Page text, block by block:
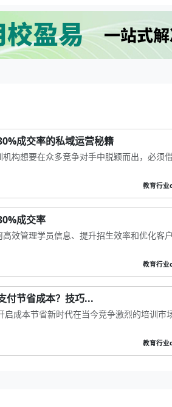
成交率的私域运营秘籍
构想要在众多竞争对手中脱颖而出，必须
教育行业
成交率
效管理学员信息、提升招生效率和优化客户
教育行业
付节省成本？技巧...
成本节省新时代在当今竞争激烈的培训市场
教育行业